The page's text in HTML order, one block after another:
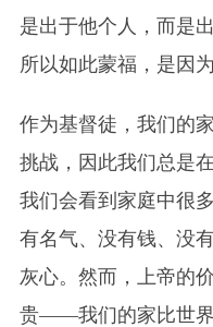
是出于他个人，而是
所以如此蒙福，是因
作为基督徒，我们的
挑战，因此我们总是
我们会看到家庭中很
有名气、没有钱、没
灰心。然而，上帝的
贵——我们的家比世界